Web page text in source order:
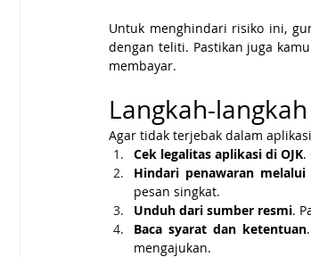
Untuk menghindari risiko ini,
dengan teliti. Pastikan juga
membayar.
Langkah-
Agar tidak terjebak dalam
Cek legalitas aplikasi di OJK.
Hindari penawaran melalui
pesan singkat.
Unduh dari sumber resmi.
Baca syarat dan ketentuan
mengajukan.